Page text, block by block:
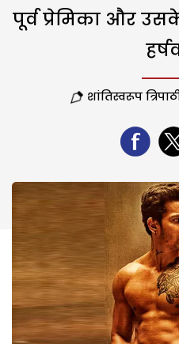
पूर्व प्रेमिका और
शांतिस्वरूप